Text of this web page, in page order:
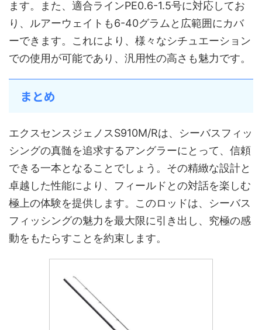
ます。また、適合ラインPE0.6-1.5号に対応してお
り、ルアーウェイトも6-40グラムと広範囲にカバ
ーできます。これにより、様々なシチュエーション
での使用が可能であり、汎用性の高さも魅力です。
まとめ
エクスセンスジェノスS910M/Rは、シーバスフィッ
シングの真髄を追求するアングラーにとって、信頼
できる一本となることでしょう。その精緻な設計と
卓越した性能により、フィールドとの対話を楽しむ
極上の体験を提供します。このロッドは、シーバス
フィッシングの魅力を最大限に引き出し、究極の感
動をもたらすことを約束します。